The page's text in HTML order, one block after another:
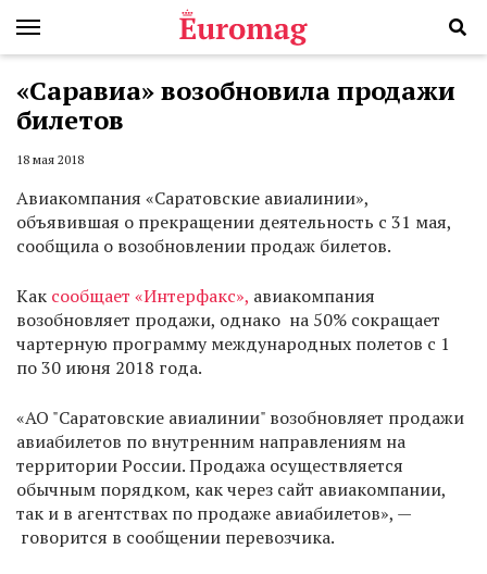
«Саравиа» возобновила продажи
билетов
18 мая 2018
Авиакомпания «Саратовские авиалинии»,
объявившая о прекращении деятельность с 31 мая,
сообщила о возобновлении продаж билетов.
Как сообщает «Интерфакс», авиакомпания
возобновляет продажи, однако на 50% сокращает
чартерную программу международных полетов с 1
по 30 июня 2018 года.
«АО "Саратовские авиалинии" возобновляет продажи
авиабилетов по внутренним направлениям на
территории России. Продажа осуществляется
обычным порядком, как через сайт авиакомпании,
так и в агентствах по продаже авиабилетов», —
говорится в сообщении перевозчика.